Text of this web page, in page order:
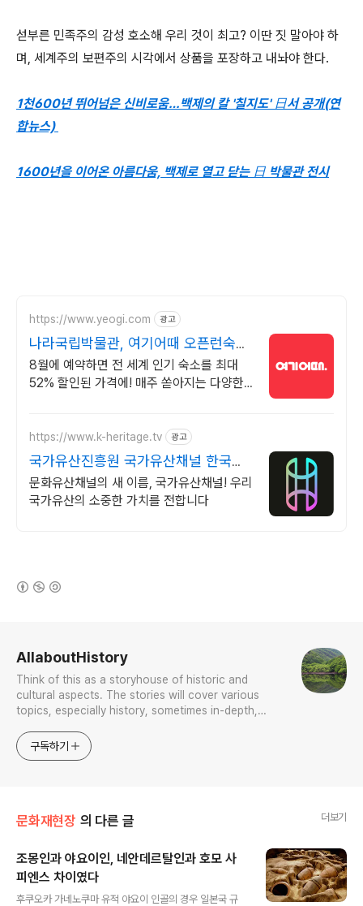
섣부른 민족주의 감성 호소해 우리 것이 최고? 이딴 짓 말아야 하
며, 세계주의 보편주의 시각에서 상품을 포장하고 내놔야 한다.
1천600년 뛰어넘은 신비로움…백제의 칼 '칠지도' 日서 공개(연
합뉴스)
1600년을 이어온 아름다움, 백제로 열고 닫는 日 박물관 전시
https://www.yeogi.com 광고
나라국립박물관, 여기어때 오픈런숙소
최대 81% 할인
8월에 예약하면 전 세계 인기 숙소를 최대
52% 할인된 가격에! 매주 쏟아지는 다양한
https://www.k-heritage.tv 광고
국가유산진흥원 국가유산채널 한국의
세계유산 영상
문화유산채널의 새 이름, 국가유산채널! 우리
국가유산의 소중한 가치를 전합니다
AllaboutHistory
Think of this as a storyhouse of historic and
cultural aspects. The stories will cover various
topics, especially history, sometimes in-depth,
approach will be to resist any common sense or
generalized viewpoint
구독하기
문화재현장 의 다른 글 더보기
조몽인과 야요이인, 네안데르탈인과 호모 사
피엔스 차이였다
후쿠오카 가네노쿠마 유적 야요이 인골의 경우 일본국 규